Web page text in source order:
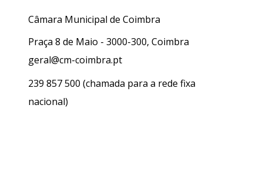
Câmara Municipal de Coimbra
Praça 8 de Maio - 3000-300, Coimbra
geral@cm-coimbra.pt
239 857 500 (chamada para a rede fixa
nacional)